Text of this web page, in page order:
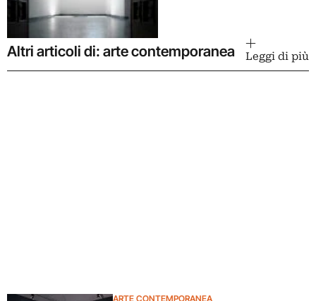
Altri articoli di: arte contemporanea Leggi di più
ARTE CONTEMPORANEA